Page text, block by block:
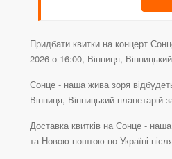
Придбати квитки на концерт
2026 о 16:00, Вінниця,
Сонце - наша жива зоря
Вінниця, Вінницький
Доставка квитків на Сонце -
та Новою поштою по Україні